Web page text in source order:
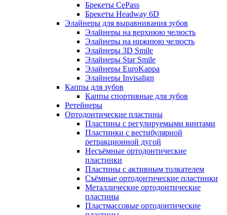
Брекеты CePass
Брекеты Headway 6D
Элайнеры для выравнивания зубов
Элайнеры на верхнюю челюсть
Элайнеры на нижнюю челюсть
Элайнеры 3D Smile
Элайнеры Star Smile
Элайнеры EuroKappa
Элайнеры Invisalign
Каппы для зубов
Каппы спортивные для зубов
Ретейнеры
Ортодонтические пластины
Пластины с регулируемыми винтами
Пластинки с вестибулярной
ретракционной дугой
Несъёмные ортодонтические
пластинки
Пластины с активным толкателем
Съёмные ортодонтические пластинки
Металлические ортодонтические
пластины
Пластмассовые ортодонтические